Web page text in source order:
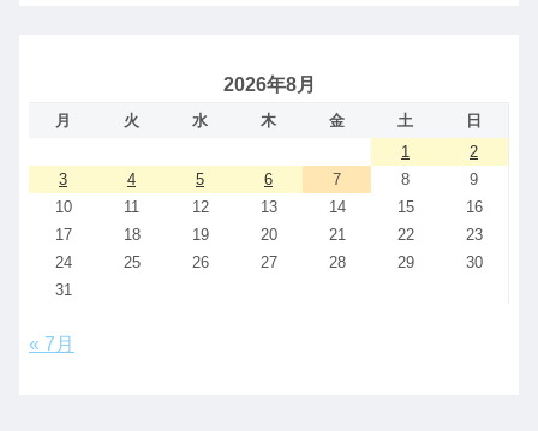
2026年8月
月 火 水 木 金 土
日
1
2
3
4 5 6 7 8
9
10
11 12 13 14 15
16
17
18 19 20 21 22
23
24
25 26 27 28 29
30
31
« 7月